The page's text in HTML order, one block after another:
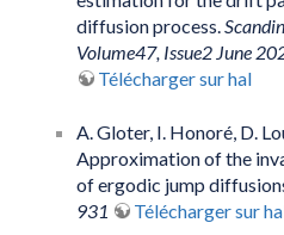
diffusion process.
Volume47, Issue2 June
Télécharger sur hal
A. Gloter, I. Honoré, D.
Approximation of the
of ergodic jump
931
Télécharger sur